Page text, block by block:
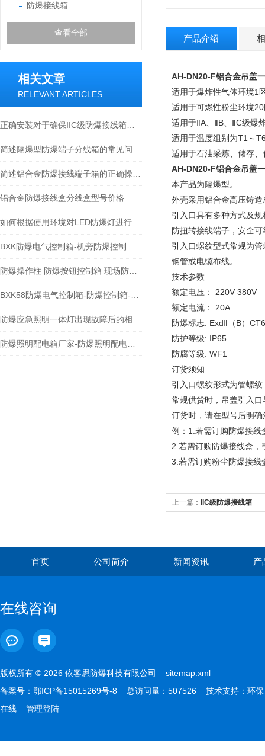
防爆接线箱
查看全部
相关文章
RELEVANT ARTICLES
铝合金防爆接线盒分线盒型号价格
产品介绍
AH-DN20-F铝合金吊盖
适用于爆炸性气体环境1
适用于可燃性粉尘环境
适用于ⅡA、ⅡB、ⅡC级爆
适用于温度组别为T1～
适用于石油采炼、储存
AH-DN20-F铝合金吊盖
本产品为隔爆型。
外壳采用铝合金高压铸
引入口具有多种方式及
防扭转接线端子，安全
引入口螺纹型式常规为
钢管或电缆布线。
技术参数
额定电压： 220V 380V
额定电流： 20A
防爆标志: ExdⅡ（B）
防护等级: IP65
防腐等级: WF1
订货须知
引入口螺纹形式为管螺
常规供货时，吊盖引入
订货时，请在型号后明
例：1.若需订购防爆接线
2.若需订购防爆接线盒，
3.若需订购粉尘防爆接线
上一篇： IIC级防爆接线箱
首页 公司简介 新闻资讯 产
在线咨询
版权所有 © 2026 依客思防爆科技有限公司 sitemap.xml
备案号： 鄂ICP备15015269号-8 总访问量：507526 技术支持： 环保
在线
管理登陆